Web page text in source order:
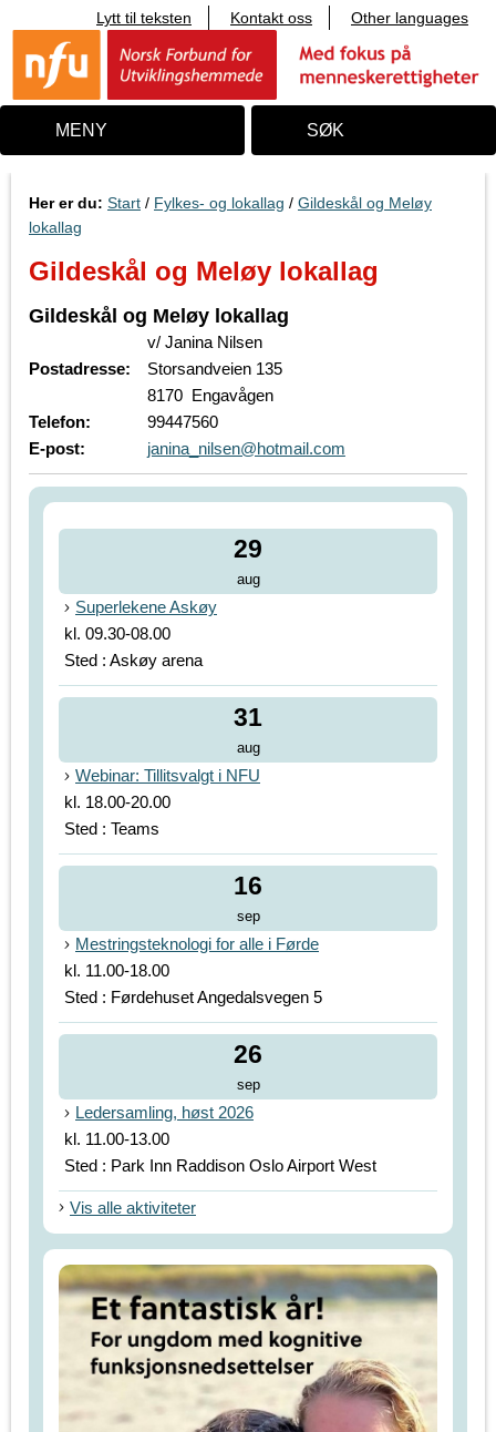
i
n
o
Lytt til teksten Kontakt oss Other languages
MENY SØK
Her er du: Start / Fylkes- og lokallag / Gildeskål og Meløy
lokallag
Gildeskål og Meløy lokallag
Gildeskål og Meløy lokallag
v/ Janina Nilsen
Postadresse:
Storsandveien 135
8170 Engavågen
Telefon:
99447560
E-post:
janina_nilsen@hotmail.com
29
aug
Superlekene Askøy
kl. 09.30-08.00
Sted : Askøy arena
31
aug
Webinar: Tillitsvalgt i NFU
kl. 18.00-20.00
Sted : Teams
16
sep
Mestringsteknologi for alle i Førde
kl. 11.00-18.00
Sted : Førdehuset Angedalsvegen 5
26
sep
Ledersamling, høst 2026
kl. 11.00-13.00
Sted : Park Inn Raddison Oslo Airport West
Vis alle aktiviteter